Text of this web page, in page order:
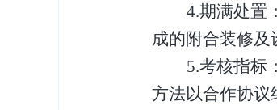
4.期满处置 ：
成的附合装修及
5.考核指标
方法以合作协议